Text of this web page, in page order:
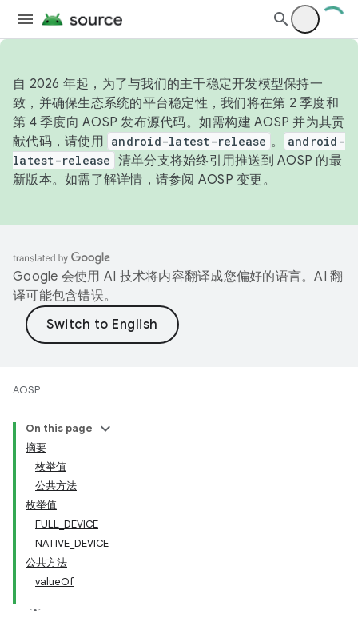
自 2026 年起，为了与我们的主干稳定开发模型保持一
致，并确保生态系统的平台稳定性，我们将在第 2 季度和
第 4 季度向 AOSP 发布源代码。如需构建 AOSP 并为其贡
献代码，请使用 android-latest-release 。
android-
latest-release 清单分支将始终引用推送到 AOSP 的最
新版本。如需了解详情，请参阅 AOSP 变更。
Google 会使用 AI 技术将内容翻译成您偏好的语言。AI 翻
译可能包含错误。
AOSP
On this page
摘要
枚举值
公共方法
枚举值
FULL_DEVICE
NATIVE_DEVICE
公共方法
valueOf